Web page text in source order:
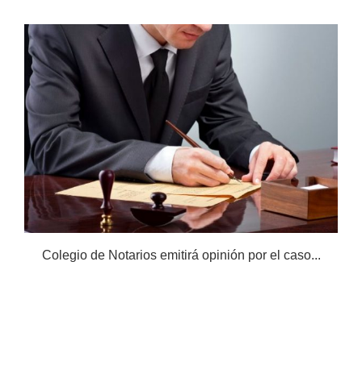
Colegio de Notarios emitirá opinión por el caso...